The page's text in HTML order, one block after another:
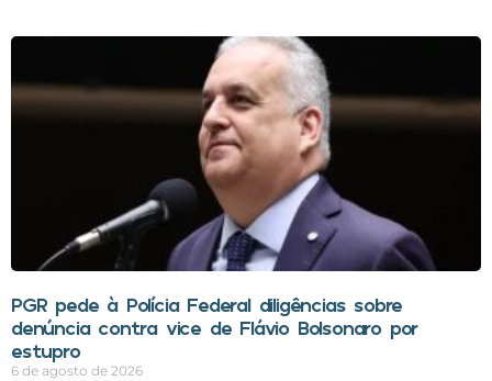
PGR pede à Polícia Federal diligências sobre
denúncia contra vice de Flávio Bolsonaro por
estupro
6 de agosto de 2026